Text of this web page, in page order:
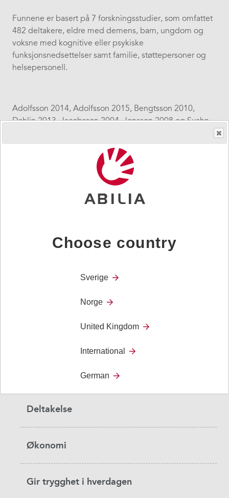
Funnene er basert på 7 forskningsstudier, som omfattet
482 deltakere, eldre med demens, barn, ungdom og
voksne med kognitive eller psykiske
funksjonsnedsettelser samt familie, støttepersoner og
helsepersonell.
Adolfsson 2014, Adolfsson 2015, Bengtsson 2010,
Dahlin 2013, Jacobsson 2004, Jonsson 2008 og Svahn
Referanselisten over forskningsstudierne
Sidebar
Forskning og Evidens
Deltakelse
Økonomi
Gir trygghet i hverdagen
Choose country
Sverige
Norge
United Kingdom
International
German